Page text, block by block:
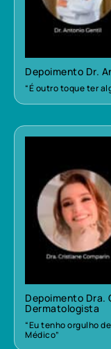
Depoimento Dr.
“É outro toque ter
Depoimento Dra.
Dermatologista
“Eu tenho orgulho
Médico”